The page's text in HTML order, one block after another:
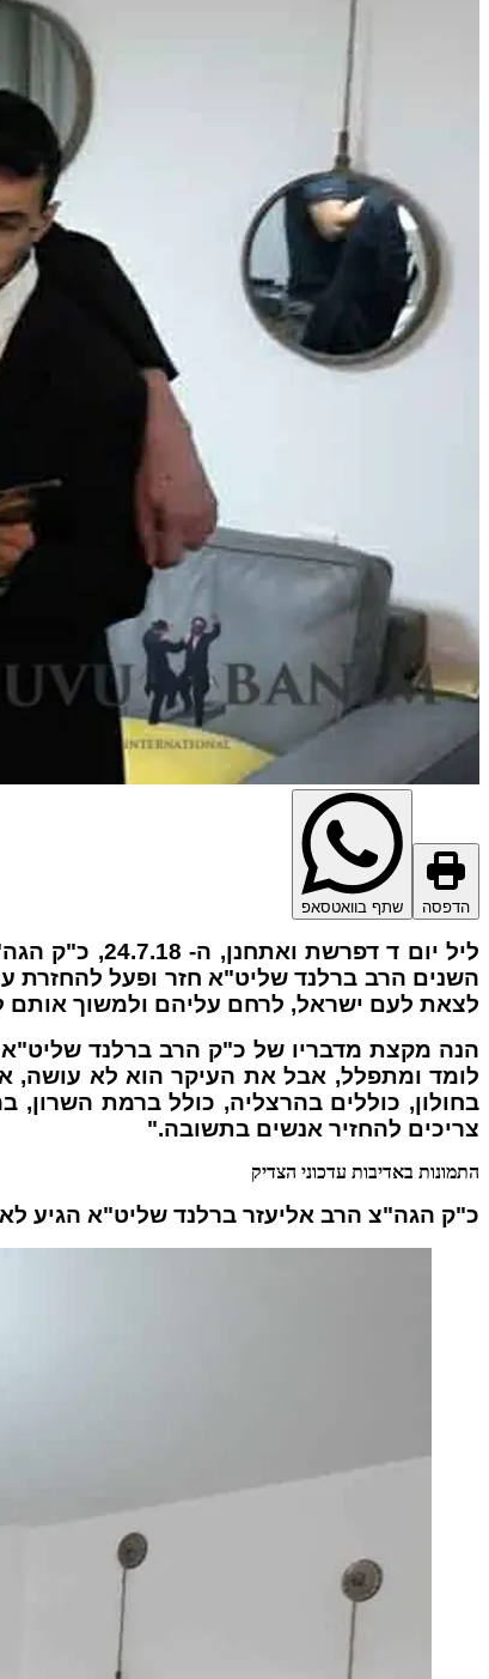
הדפסה שתף בוואטסאפ
ליל יום ד
השנים הרב ברלנד שליט"א חזר ופעל להחזרת
לצאת לעם ישראל, לרחם עליהם ולמשוך אותם
הנה מקצת מדבריו של כ"ק הרב ברלנד שליט"א
לומד ומתפלל, אבל את העיקר הוא לא עושה,
בחולון, כוללים בהרצליה, כולל ברמת
צריכים להחזיר אנשים בתשובה."
התמונות באדיבות עדכוני הצדיק
כ"ק הגה"צ הרב אליעזר ברלנד שליט"א הגיע